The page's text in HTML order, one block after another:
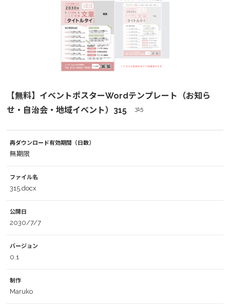
【無料】イベントポスターWordテンプレート（お知ら
せ・自治会・地域イベント）315
315
再ダウンロード有効期間（日数）
無期限
ファイル名
315.docx
公開日
2030/7/7
バージョン
0.1
制作
Maruko